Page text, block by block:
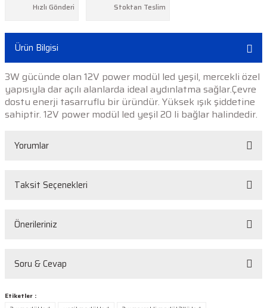
Hızlı Gönderi Stoktan Teslim
Ürün Bilgisi
3W gücünde olan 12V power modül led yeşil, mercekli özel
yapısıyla dar açılı alanlarda ideal aydınlatma sağlar.Çevre
dostu enerji tasarruflu bir üründür. Yüksek ışık şiddetine
sahiptir. 12V power modül led yeşil 20 li bağlar halindedir.
Yorumlar
Taksit Seçenekleri
Önerileriniz
yetersiz gördüğünüz noktaları öneri formunu kullanarak tarafımıza
Soru & Cevap
Etiketler :